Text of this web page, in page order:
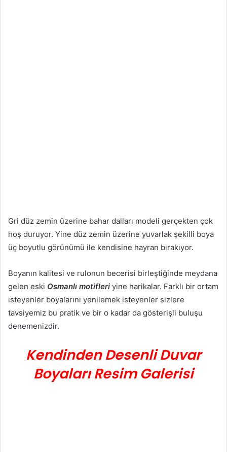
Gri düz zemin üzerine bahar dalları modeli gerçekten çok
hoş duruyor. Yine düz zemin üzerine yuvarlak şekilli boya
üç boyutlu görünümü ile kendisine hayran bırakıyor.
Boyanın kalitesi ve rulonun becerisi birleştiğinde meydana
gelen eski Osmanlı motifleri yine harikalar. Farklı bir ortam
isteyenler boyalarını yenilemek isteyenler sizlere
tavsiyemiz bu pratik ve bir o kadar da gösterişli buluşu
denemenizdir.
Kendinden Desenli Duvar
Boyaları Resim Galerisi